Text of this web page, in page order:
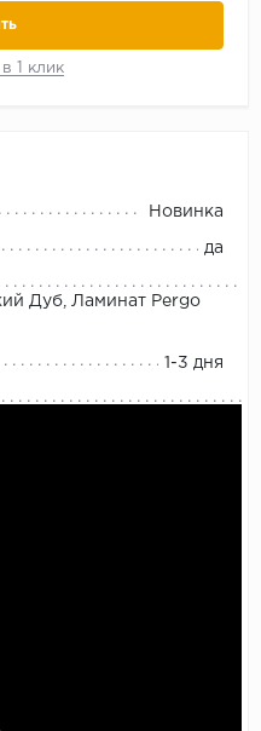
1 клик
Новинка
да
Дуб, Ламинат Pergo
1-3 дня